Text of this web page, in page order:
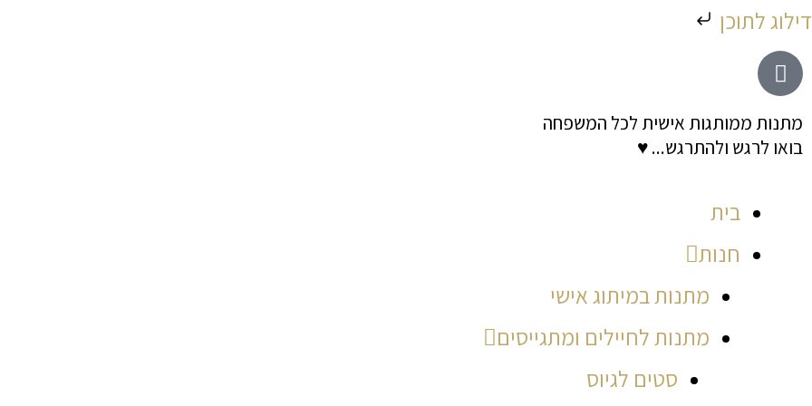
דילוג לתוכן
דילוג
לתוכן
מתנות ממותגות אישית לכל המשפחה
בואו לרגש ולהתרגש... ♥
בית
חנות
מתנות במיתוג אישי
מתנות לחיילים ומתגייסים
סטים לגיוס